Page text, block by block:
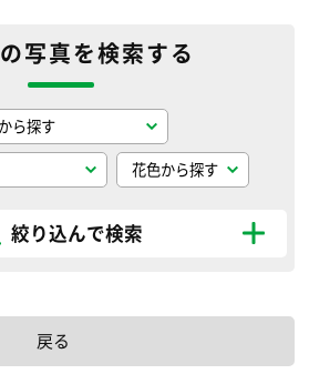
写真を検索する
絞り込んで検索
戻る